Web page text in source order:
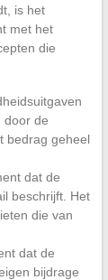
is het
met het
die
door de
bedrag geheel
dat de
beschrijft. Het
die van
dat de
bijdrage